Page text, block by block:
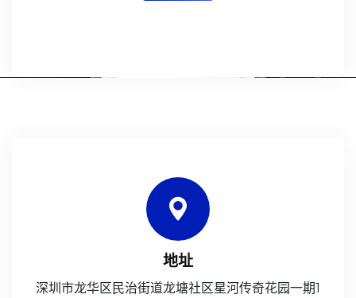
地址
深圳市龙华区民治街道龙塘社区星河传奇花园一期1